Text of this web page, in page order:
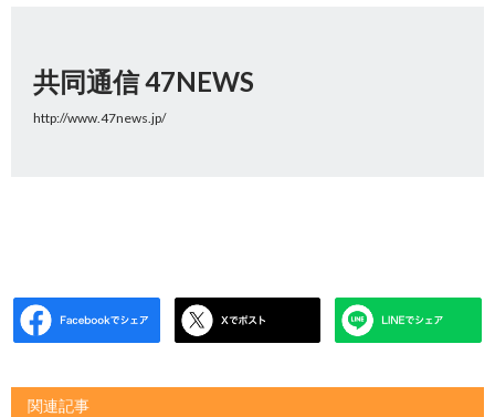
共同通信 47NEWS
http://www.47news.jp/
関連記事